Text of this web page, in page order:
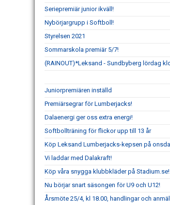
Seriepremiär junior ikväll!
Nybörjargrupp i Softboll!
Styrelsen 2021
Sommarskola premiär 5/7!
(RAINOUT)*Leksand - Sundbyberg lördag
Juniorpremiären inställd
Premiärsegrar för Lumberjacks!
Dalaenergi ger oss extra energi!
Softbollträning för flickor upp till 13 år
Köp Leksand Lumberjacks-kepsen på
Vi laddar med Dalakraft!
Köp våra snygga klubbkläder på Stadium.se!
Nu börjar snart säsongen för U9 och U12!
Årsmöte 25/4, kl 18.00, handlingar och